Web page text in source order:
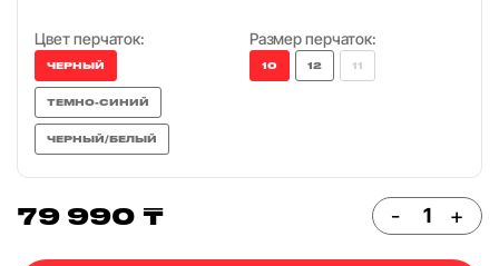
Цвет перчаток:
ЧЕРНЫЙ
ТЕМНО-СИНИЙ
ЧЕРНЫЙ/БЕЛЫЙ
Размер перчаток:
10 12 11
79 990 ₸ - +